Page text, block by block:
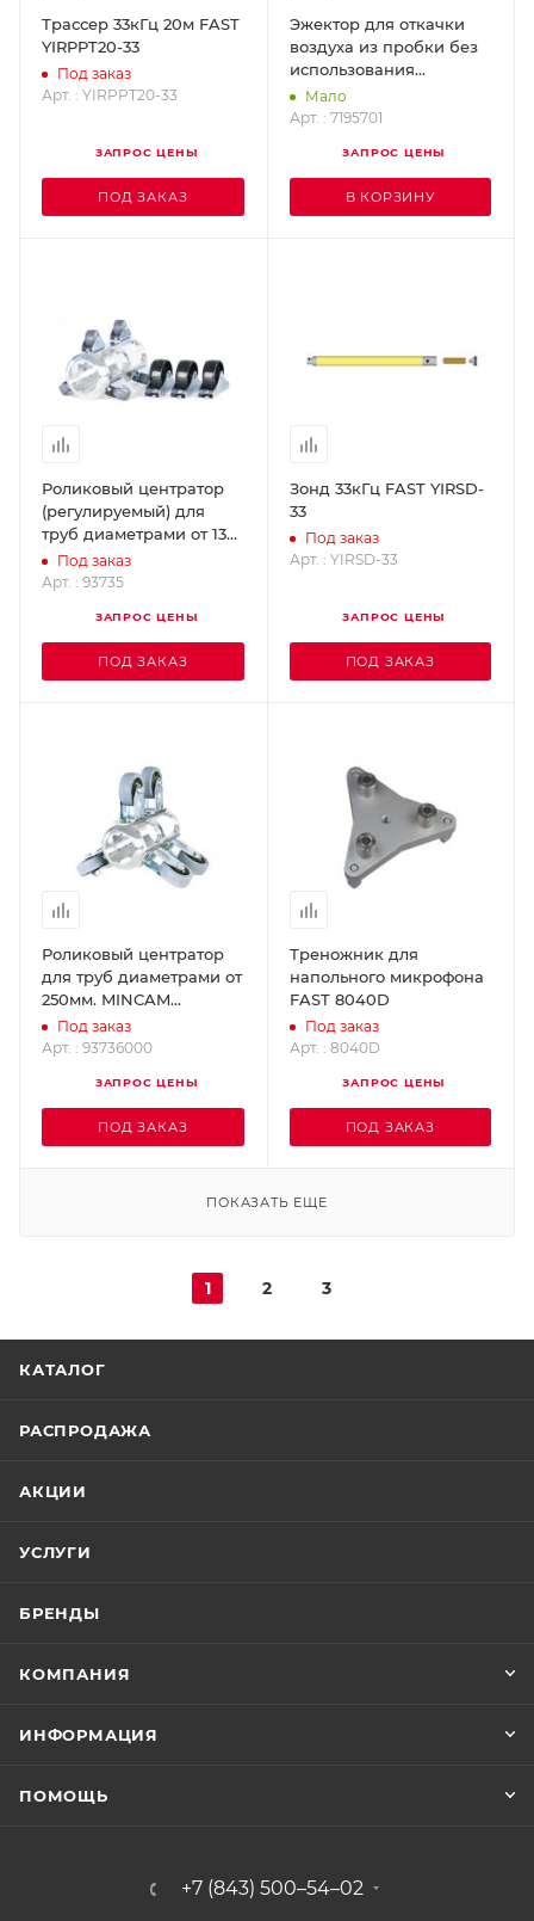
Трассер 33кГц 20м FAST
YIRPPT20-33
Под заказ
Арт. : YIRPPT20-33
ЗАПРОС ЦЕНЫ
ПОД ЗАКАЗ
Эжектор для откачки
воздуха из пробки без
использования
вакуумного насоса
LAMPE 7195701
Мало
Арт. : 7195701
ЗАПРОС ЦЕНЫ
В КОРЗИНУ
Роликовый центратор
(регулируемый) для
труб диаметрами от 130
мм и от 200 мм. MINCAM
93735
Под заказ
Арт. : 93735
ЗАПРОС ЦЕНЫ
ПОД ЗАКАЗ
Зонд 33кГц FAST YIRSD-
33
Под заказ
Арт. : YIRSD-33
ЗАПРОС ЦЕНЫ
ПОД ЗАКАЗ
Роликовый центратор
для труб диаметрами от
250мм. MINCAM
93736000
Под заказ
Арт. : 93736000
ЗАПРОС ЦЕНЫ
ПОД ЗАКАЗ
Треножник для
напольного микрофона
FAST 8040D
Под заказ
Арт. : 8040D
ЗАПРОС ЦЕНЫ
ПОД ЗАКАЗ
ПОКАЗАТЬ ЕЩЕ
1 2 3
КАТАЛОГ
РАСПРОДАЖА
АКЦИИ
УСЛУГИ
БРЕНДЫ
КОМПАНИЯ
ИНФОРМАЦИЯ
ПОМОЩЬ
+7 (843) 500–54–02